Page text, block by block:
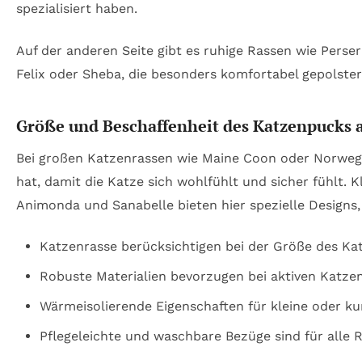
spezialisiert haben.
Auf der anderen Seite gibt es ruhige Rassen wie
Felix oder Sheba, die besonders komfortabel
Größe und Beschaffenheit des Katzenpucks
Bei großen Katzenrassen wie Maine Coon oder
hat, damit die Katze sich wohlfühlt und sicher fühlt.
Animonda und Sanabelle bieten hier spezielle
Katzenrasse berücksichtigen bei der Größe des
Robuste Materialien bevorzugen bei aktiven
Wärmeisolierende Eigenschaften für kleine oder
Pflegeleichte und waschbare Bezüge sind für alle